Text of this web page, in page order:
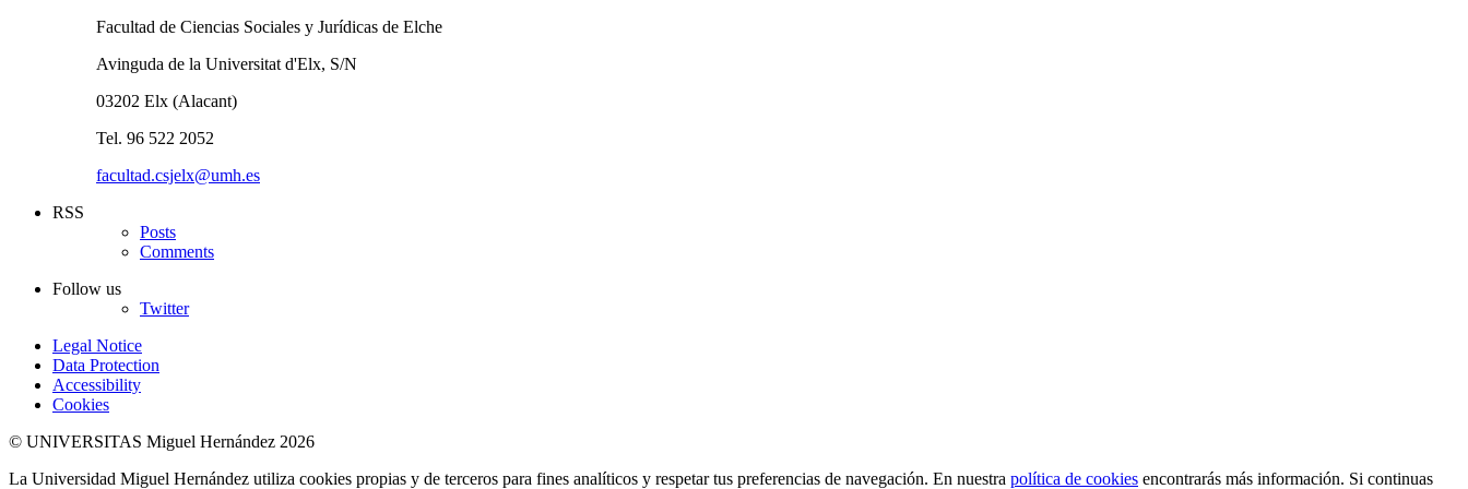
Facultad de Ciencias Sociales y Jurídicas de Elche
Avinguda de la Universitat d'Elx, S/N
03202 Elx (Alacant)
Tel. 96 522 2052
facultad.csjelx@umh.es
RSS
Posts
Comments
Follow us
Twitter
Legal Notice
Data Protection
Accessibility
Cookies
© UNIVERSITAS Miguel Hernández 2026
La Universidad Miguel Hernández utiliza cookies propias y de terceros para fines analíticos y respetar tus preferencias de navegación. En nuestra política de cookies encontrarás más información. Si continuas